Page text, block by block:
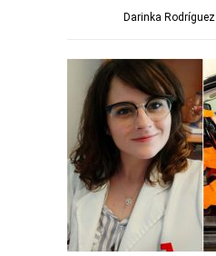
Darinka Rodríguez